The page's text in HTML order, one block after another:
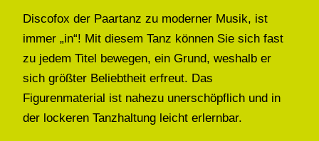
Discofox der Paartanz zu moderner Musik, ist
immer „in“! Mit diesem Tanz können Sie sich fast
zu jedem Titel bewegen, ein Grund, weshalb er
sich größter Beliebtheit erfreut. Das
Figurenmaterial ist nahezu unerschöpflich und in
der lockeren Tanzhaltung leicht erlernbar.